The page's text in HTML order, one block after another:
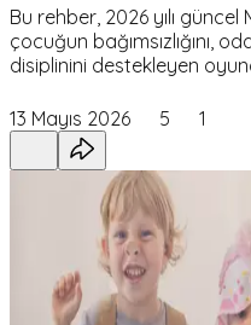
Bu rehber, 2026 yılı güncel
çocuğun bağımsızlığını,
disiplinini destekleyen
13 Mayıs 2026 5 1